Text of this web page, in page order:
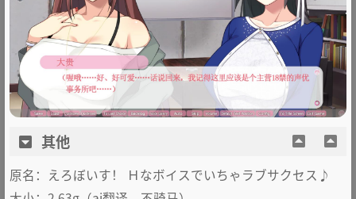
其他
原名：
えろぼいす！ Ｈなボイスでいちゃラブサクセス♪